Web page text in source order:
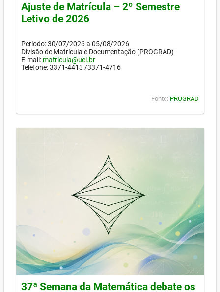
Ajuste de Matrícula – 2º Semestre
Letivo de 2026
Período: 30/07/2026 a 05/08/2026
Divisão de Matrícula e Documentação (PROGRAD)
E-mail: matricula@uel.br
Telefone: 3371-4413 /3371-4716
Fonte: PROGRAD
37ª Semana da Matemática debate os